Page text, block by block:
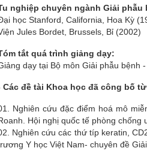
nghiệp chuyên ngành Giải phẫu
học Stanford, California, Hoa Kỳ
Jules Bordet, Brussels, Bỉ (2002)
tắt quá trình giảng dạy:
dạy tại Bộ môn Giải phẫu bệnh
Các đề tài Khoa học đã công bố
Nghiên cứu đặc điểm hoá mô
Hội nghị quốc tế phòng chống
Nghiên cứu các thứ típ keratin,
Y học Việt Nam- chuyên đề